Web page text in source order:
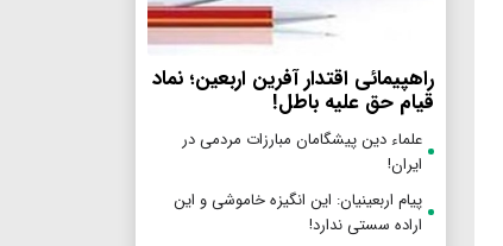
راهپیمائی اقتدار آفرین اربعین؛ نماد
قیام حق علیه باطل!
علماء دین پیشگامان مبارزات مردمی در
ایران!
پیام اربعینیان: این انگیزه خاموشی و این
اراده سستی ندارد!